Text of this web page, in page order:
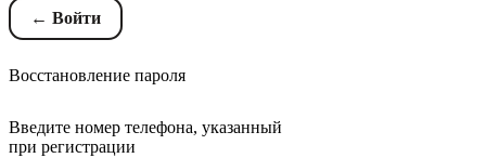
← Войти
Восстановление пароля
Введите номер телефона, указанный
при регистрации